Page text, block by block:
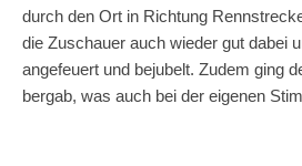
durch den Ort in Richtung
die Zuschauer auch wieder gut dabei
angefeuert und bejubelt. Zudem ging
bergab, was auch bei der eigenen